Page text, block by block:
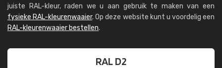
juiste RAL-kleur, raden we u aan gebruik te maken van een
fysieke RAL-kleurenwaaier. Op deze website kunt u voordelig een
RAL-kleurenwaaier bestellen.
RAL D2